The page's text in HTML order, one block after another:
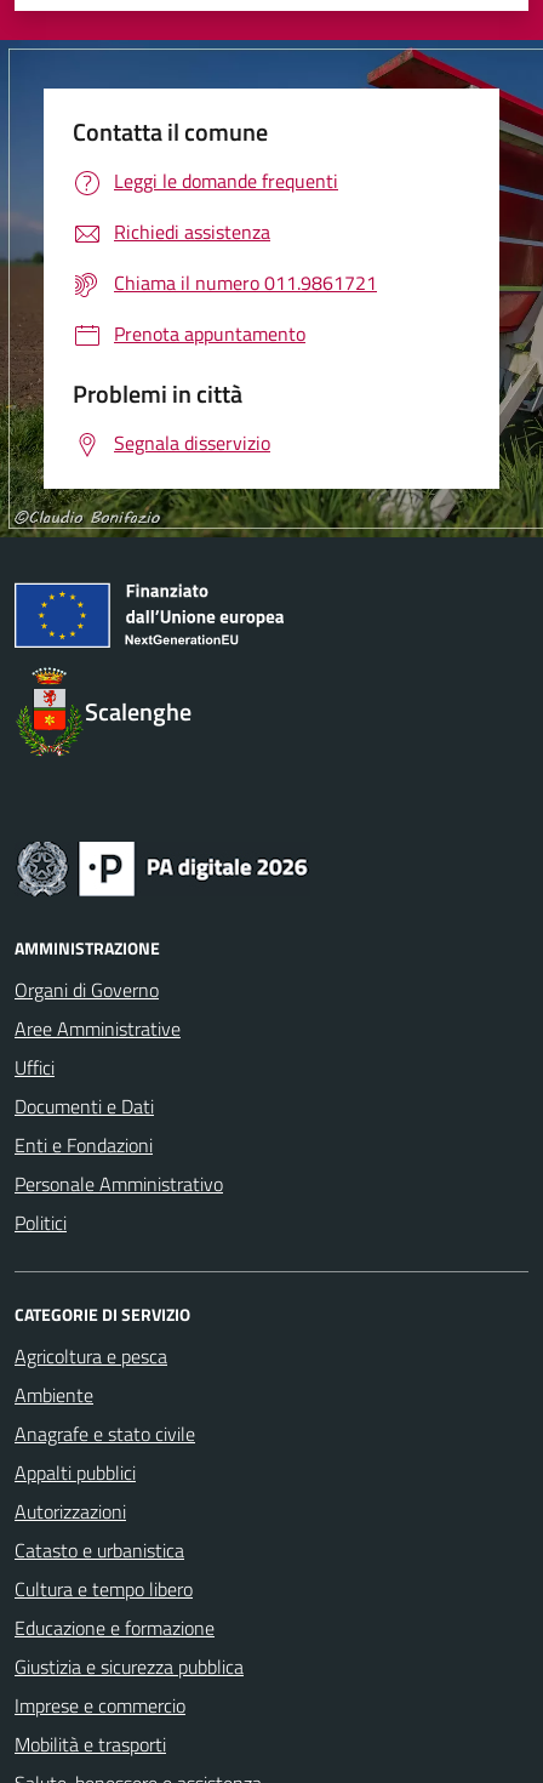
Contatta il comune
Leggi le domande frequenti
Richiedi assistenza
Chiama il numero 011.9861721
Prenota appuntamento
Problemi in città
Segnala disservizio
Scalenghe
AMMINISTRAZIONE
Organi di Governo
Aree Amministrative
Uffici
Documenti e Dati
Enti e Fondazioni
Personale Amministrativo
Politici
CATEGORIE DI SERVIZIO
Agricoltura e pesca
Ambiente
Anagrafe e stato civile
Appalti pubblici
Autorizzazioni
Catasto e urbanistica
Cultura e tempo libero
Educazione e formazione
Giustizia e sicurezza pubblica
Imprese e commercio
Mobilità e trasporti